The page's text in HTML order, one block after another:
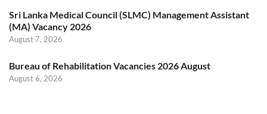
Sri Lanka Medical Council (SLMC) Management Assistant
(MA) Vacancy 2026
August 7, 2026
Bureau of Rehabilitation Vacancies 2026 August
August 6, 2026